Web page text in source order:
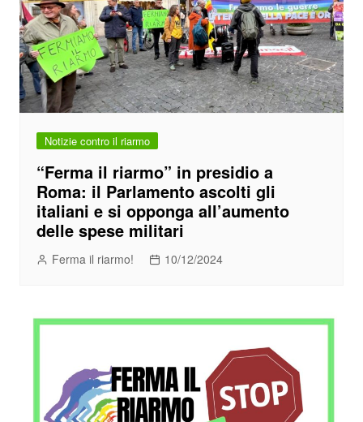
Notizie contro il riarmo
“Ferma il riarmo” in presidio a
Roma: il Parlamento ascolti gli
italiani e si opponga all’aumento
delle spese militari
Ferma il riarmo! 10/12/2024